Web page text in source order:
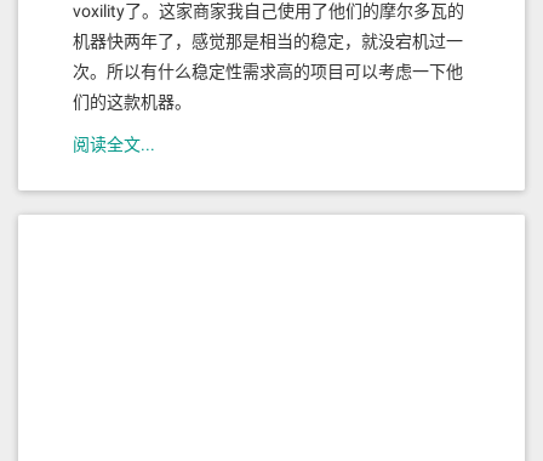
voxility了。这家商家我自己使用了他们的摩尔多瓦的
机器快两年了，感觉那是相当的稳定，就没宕机过一
次。所以有什么稳定性需求高的项目可以考虑一下他
们的这款机器。
阅读全文...